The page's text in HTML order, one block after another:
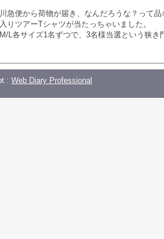
急便から荷物が届き、なんだろうな？って
りツアーTシャツが当たっちゃいました。
L各サイズ1名ずつで、3名様当選という狭
: Web Diary Professional